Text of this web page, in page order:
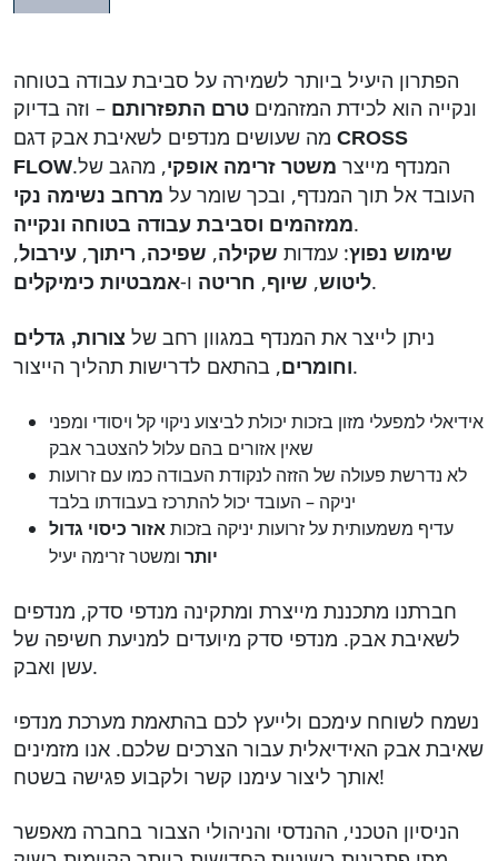
הפתרון היעיל ביותר לשמירה על סביבת עבודה בטוחה
ונקייה הוא לכידת המזהמים טרם התפזרותם – וזה בדיוק
CROSS
FLOW
.המנדף מייצר משטר זרימה אופקי, מהגב של
העובד אל תוך המנדף, ובכך שומר על מרחב נשימה נקי
ממזהמים וסביבת עבודה בטוחה ונקייה.
שימוש נפוץ: עמדות שקילה, שפיכה, ריתוך, עירבול,
ליטוש, שיוף, חריטה ו-אמבטיות כימיקלים .
ניתן לייצר את המנדף במגוון רחב של צורות, גדלים
וחומרים, בהתאם לדרישות תהליך הייצור.
אידיאלי למפעלי מזון בזכות יכולת לביצוע ניקוי קל ויסודי ומפני
שאין אזורים בהם עלול להצטבר אבק
לא נדרשת פעולה של הזזה לנקודת העבודה כמו עם זרועות
יניקה – העובד יכול להתרכז בעבודתו בלבד
עדיף משמעותית על זרועות יניקה בזכות אזור כיסוי גדול
יותר ומשטר זרימה יעיל
חברתנו מתכננת מייצרת ומתקינה מנדפי סדק, מנדפים
לשאיבת אבק. מנדפי סדק מיועדים למניעת חשיפה של
עשן ואבק.
נשמח לשוחח עימכם ולייעץ לכם בהתאמת מערכת מנדפי
שאיבת אבק האידיאלית עבור הצרכים שלכם. אנו מזמינים
אותך ליצור עימנו קשר ולקבוע פגישה בשטח!
הניסיון הטכני, ההנדסי והניהולי הצבור בחברה מאפשר